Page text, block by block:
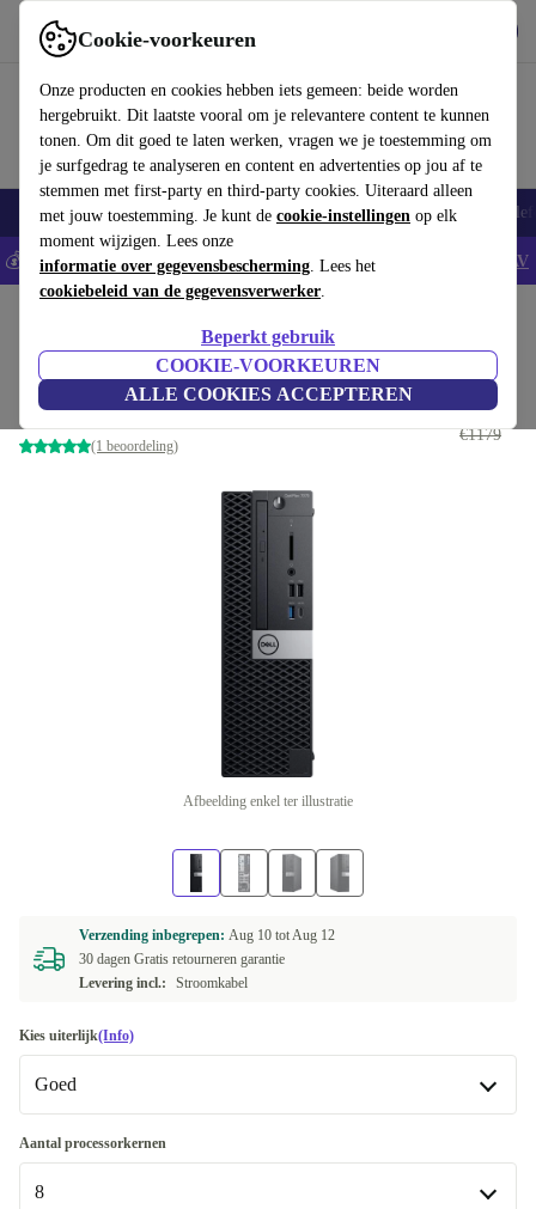
Cookie-voorkeuren
Onze producten en cookies hebben iets gemeen: beide worden
hergebruikt. Dit laatste vooral om je relevantere content te kunnen
tonen. Om dit goed te laten werken, vragen we je toestemming om
je surfgedrag te analyseren en content en advertenties op jou af te
stemmen met first-party en third-party cookies. Uiteraard alleen
met jouw toestemming. Je kunt de cookie-instellingen op elk
moment wijzigen. Lees onze
informatie over gegevensbescherming. Lees het
cookiebeleid van de gegevensverwerker.
Beperkt gebruik
COOKIE-VOORKEUREN
ALLE COOKIES ACCEPTEREN
Gebruik refurbed snel en eenvoudig
Smartphones Laptops Tablets Smartwatches Accessoires
💰Bespaar 5% EXTRA op alle iPhones - Code: IPHONEDEAL - AV
Dell OptiPlex 7080 SFF
i5-10500 | 16 GB | 256 GB SSD | Win 11 Pro
(1 beoordeling)
€527
€1179
Afbeelding enkel ter illustratie
Verzending inbegrepen: Aug 10 totAug 12
30 dagen Gratis retourneren garantie
Levering incl.:
Stroomkabel
Kies uiterlijk(Info)
Goed
Goed
Heel goed -€92,29
Aantal processorkernen
8